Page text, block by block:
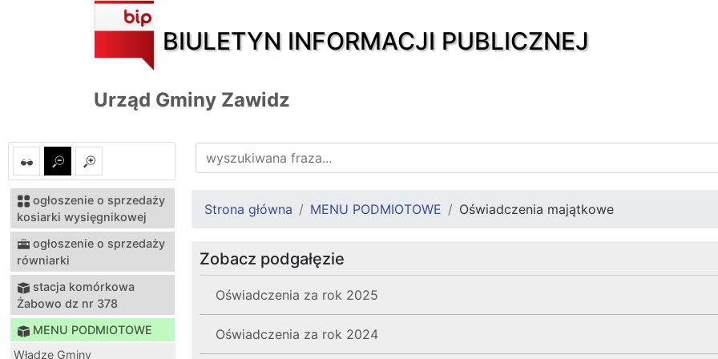
BIULETYN INFORMACJI PUBLICZNEJ
Urząd Gminy Zawidz
ogłoszenie o sprzedaży
kosiarki wysięgnikowej
ogłoszenie o sprzedaży
równiarki
stacja komórkowa
Żabowo dz nr 378
MENU PODMIOTOWE
Władze Gminy
Strona główna MENU PODMIOTOWE Oświadczenia majątkowe
Zobacz podgałęzie
Oświadczenia za rok 2025
Oświadczenia za rok 2024